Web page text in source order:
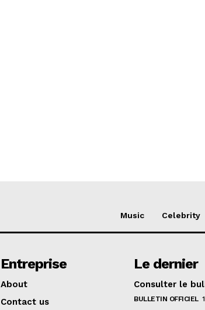
Music Celebrity
Entreprise
About
Contact us
Le dernier
Consulter le
BULLETIN OFFICIEL